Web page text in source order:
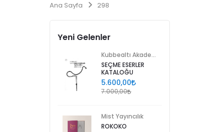
Ana Sayfa 298
Yeni Gelenler
SEÇME ESERLER
KATALOĞU
5.600,00
7.000,00
Mist Yayıncılık
ROKOKO